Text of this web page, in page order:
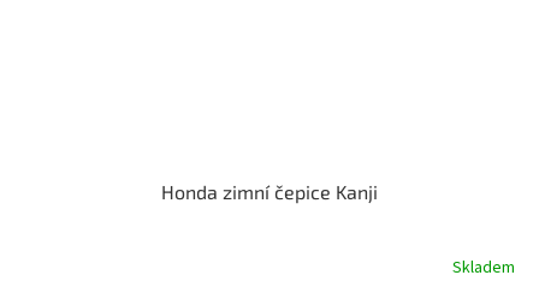
Honda zimní čepice Kanji
Skladem